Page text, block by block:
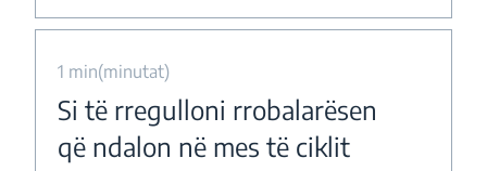
1 min(minutat)
Si të rregulloni rrobalarësen
që ndalon në mes të ciklit